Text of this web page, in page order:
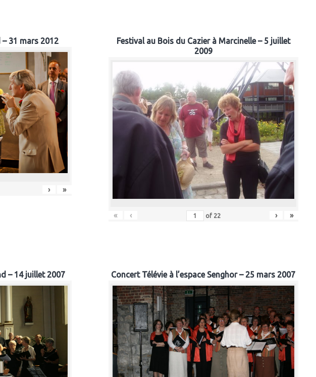
31 mars 2012
› »
Festival au Bois du Cazier à Marcinelle – 5 juillet
2009
« ‹ of 22 › »
– 14 juillet 2007 Concert Télévie à l’espace Senghor – 25 mars 2007